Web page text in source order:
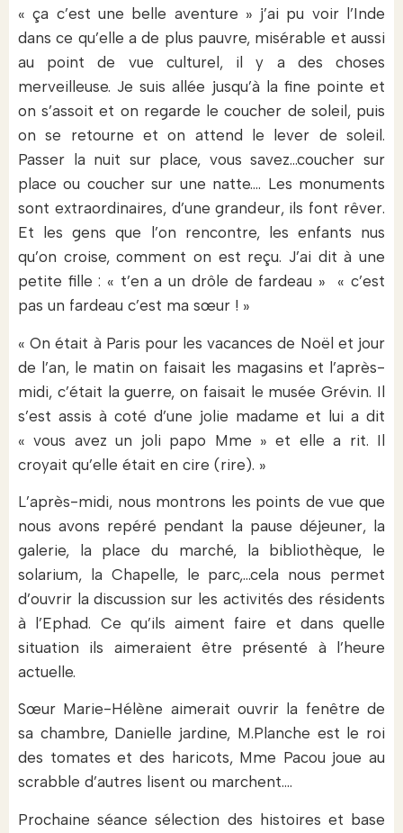
« ça c’est une belle aventure » j’ai pu voir l’Inde
dans ce qu’elle a de plus pauvre, misérable et aussi
au point de vue culturel, il y a des choses
merveilleuse. Je suis allée jusqu’à la fine pointe et
on s’assoit et on regarde le coucher de soleil, puis
on se retourne et on attend le lever de soleil.
Passer la nuit sur place, vous savez…coucher sur
place ou coucher sur une natte…. Les monuments
sont extraordinaires, d’une grandeur, ils font rêver.
Et les gens que l’on rencontre, les enfants nus
qu’on croise, comment on est reçu. J’ai dit à une
petite fille : « t’en a un drôle de fardeau » « c’est
pas un fardeau c’est ma sœur ! »
« On était à Paris pour les vacances de Noël et jour
de l’an, le matin on faisait les magasins et l’après-
midi, c’était la guerre, on faisait le musée Grévin. Il
s’est assis à coté d’une jolie madame et lui a dit
« vous avez un joli papo Mme » et elle a rit. Il
croyait qu’elle était en cire (rire). »
L’après-midi, nous montrons les points de vue que
nous avons repéré pendant la pause déjeuner, la
galerie, la place du marché, la bibliothèque, le
solarium, la Chapelle, le parc,…cela nous permet
d’ouvrir la discussion sur les activités des résidents
à l’Ephad. Ce qu’ils aiment faire et dans quelle
situation ils aimeraient être présenté à l’heure
actuelle.
Sœur Marie-Hélène aimerait ouvrir la fenêtre de
sa chambre, Danielle jardine, M.Planche est le roi
des tomates et des haricots, Mme Pacou joue au
scrabble d’autres lisent ou marchent….
Prochaine séance sélection des histoires et base